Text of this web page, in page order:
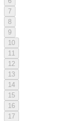
7
8
9
10
11
12
13
14
15
16
17